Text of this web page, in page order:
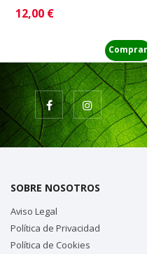
Precio
12,00 €
Comprar
SOBRE NOSOTROS
Aviso Legal
Política de Privacidad
Política de Cookies